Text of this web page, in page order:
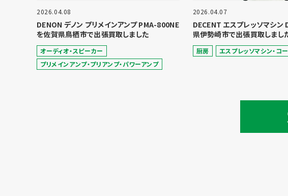
2026.04.08
DENON デノン プリメインアンプ PMA-800NE
を佐賀県鳥栖市で出張買取しました
オーディオ・スピーカー
プリメインアンプ・プリアンプ・パワーアンプ
2026.04.07
DECENT エスプレッソマシン
県伊勢崎市で出張買取しまし
厨房 エスプレッソマシン・コ